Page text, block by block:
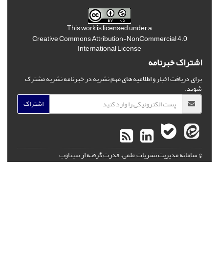
This work is licensed under a
Creative Commons Attribution-NonCommercial 4.0
International License
اشتراک خبرنامه
برای دریافت اخبار و اطلاعیه های مهم نشریه در خبرنامه نشریه مشترک
شوید.
اشتراک
© سامانه مدیریت نشریات علمی.قدرت گرفته ازسیناوب